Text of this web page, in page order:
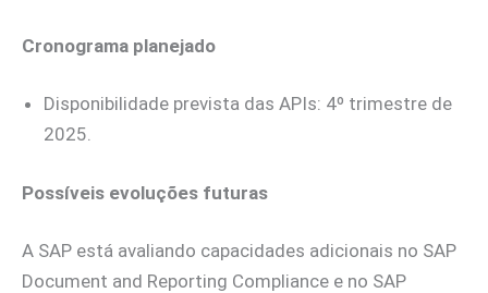
Cronograma planejado
Disponibilidade prevista das APIs: 4º trimestre de
2025.
Possíveis evoluções futuras
A SAP está avaliando capacidades adicionais no SAP
Document and Reporting Compliance e no SAP